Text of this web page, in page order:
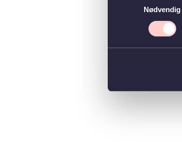
Nødvendig